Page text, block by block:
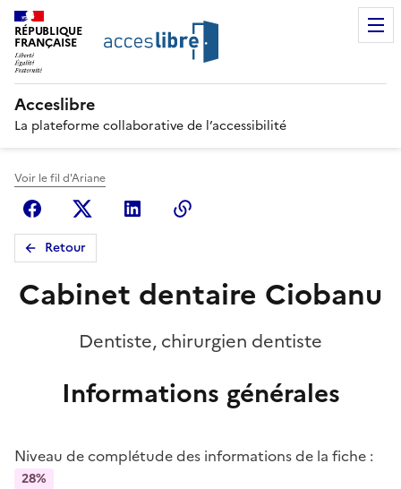
RÉPUBLIQUE
FRANÇAISE
Acceslibre
La plateforme collaborative de l’accessibilité
Voir le fil d'Ariane
FacebookX (anciennement Twitter)
Linkedin
Retour
Cabinet dentaire Ciobanu
Dentiste, chirurgien dentiste
Informations générales
Niveau de complétude des informations de la fiche :
28%